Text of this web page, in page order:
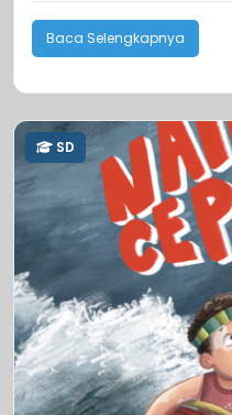
Baca Selengkapnya
SD